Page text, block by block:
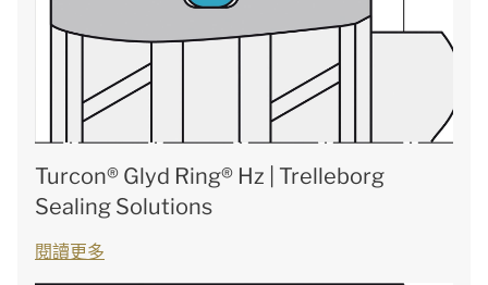
Turcon® Glyd Ring® Hz | Trelleborg
Sealing Solutions
閱讀更多